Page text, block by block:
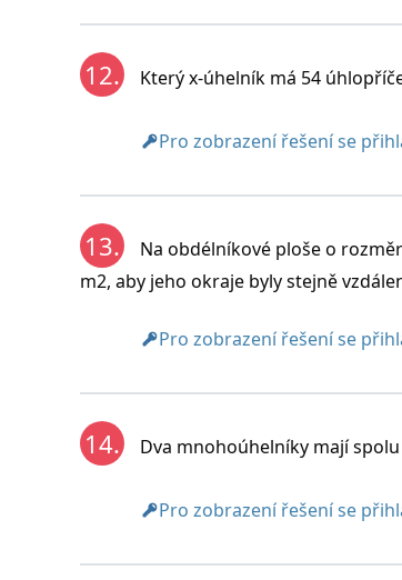
12. Který x-úhelník má 54
Pro zobrazení řešení se
13.
Na obdélníkové ploše o
m2, aby jeho okraje byly stejně
Pro zobrazení řešení se
14. Dva mnohoúhelníky mají
Pro zobrazení řešení se